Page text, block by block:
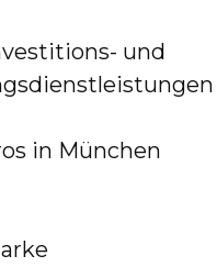
und
in München